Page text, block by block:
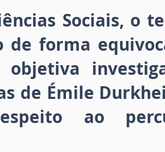
Sociais, o
de forma
objetiva
de Émile
ao